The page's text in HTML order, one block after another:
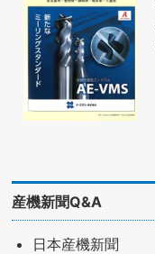
産機新聞Q&A
日本産機新聞